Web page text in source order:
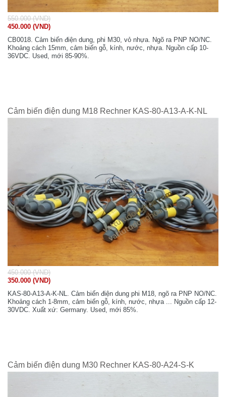
550.000 (VND)
450.000 (VND)
CB0018. Cảm biến điện dung, phi M30, vỏ nhựa. Ngõ ra PNP NO/NC.
Khoảng cách 15mm, cảm biến gỗ, kính, nước, nhựa. Nguồn cấp 10-
36VDC. Used, mới 85-90%.
Cảm biến điện dung M18 Rechner KAS-80-A13-A-K-NL
450.000 (VND)
350.000 (VND)
KAS-80-A13-A-K-NL. Cảm biến điện dung phi M18, ngõ ra PNP NO/NC.
Khoảng cách 1-8mm, cảm biến gỗ, kính, nước, nhựa ... Nguồn cấp 12-
30VDC. Xuất xứ: Germany. Used, mới 85%.
Cảm biến điện dung M30 Rechner KAS-80-A24-S-K